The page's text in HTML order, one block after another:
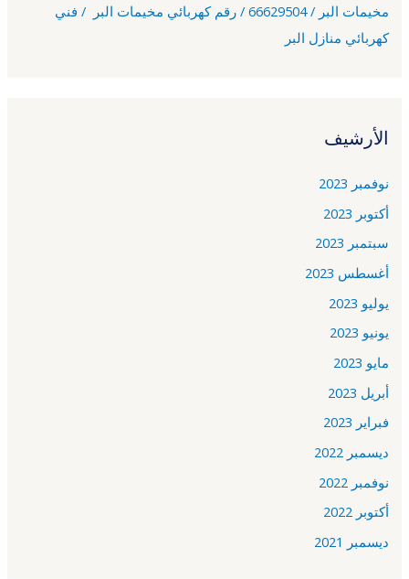
مخيمات البر / 66629504 / رقم كهربائي مخيمات البر / فني
كهربائي منازل البر
الأرشيف
نوفمبر 2023
أكتوبر 2023
سبتمبر 2023
أغسطس 2023
يوليو 2023
يونيو 2023
مايو 2023
أبريل 2023
فبراير 2023
ديسمبر 2022
نوفمبر 2022
أكتوبر 2022
ديسمبر 2021